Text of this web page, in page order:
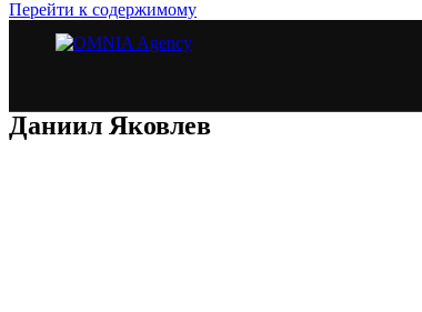
Перейти к содержимому
Даниил Яковлев